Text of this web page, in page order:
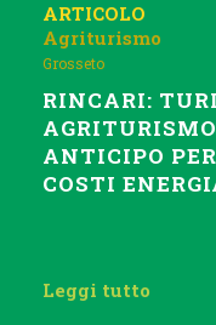
ARTICOLO
Agriturismo
Grosseto
RINCARI:
ANTICIPO
COSTI
Leggi tutto